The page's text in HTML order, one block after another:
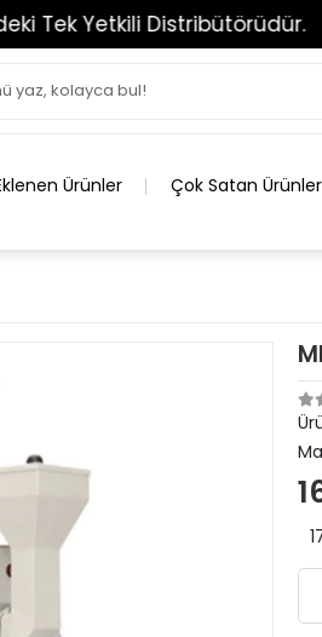
Yetkili Distribütörüdür.
Ürünler Çok Satan Ürünler